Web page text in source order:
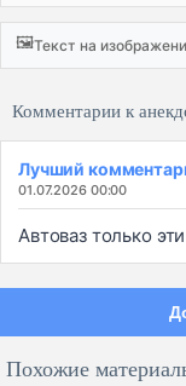
🖼️Текст на
Комментарии к
Лучший
01.07.2026 00:00
Автоваз только
Похожие